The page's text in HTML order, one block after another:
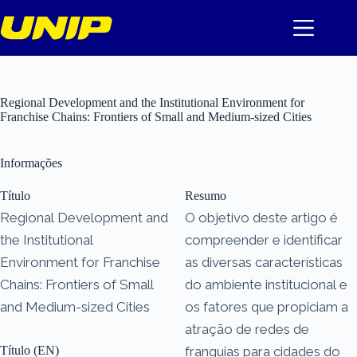
para
o
Regional Development and the Institutional Environment for
Franchise Chains: Frontiers of Small and Medium-sized Cities
Informações
Título
Regional Development and
the Institutional
Environment for Franchise
Chains: Frontiers of Small
and Medium-sized Cities
Título (EN)
Resumo
O objetivo deste artigo é
compreender e identificar
as diversas características
do ambiente institucional e
os fatores que propiciam a
atração de redes de
franquias para cidades do